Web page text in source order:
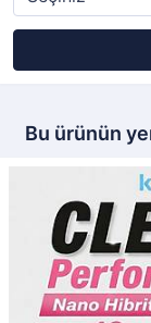
Bu ürünün